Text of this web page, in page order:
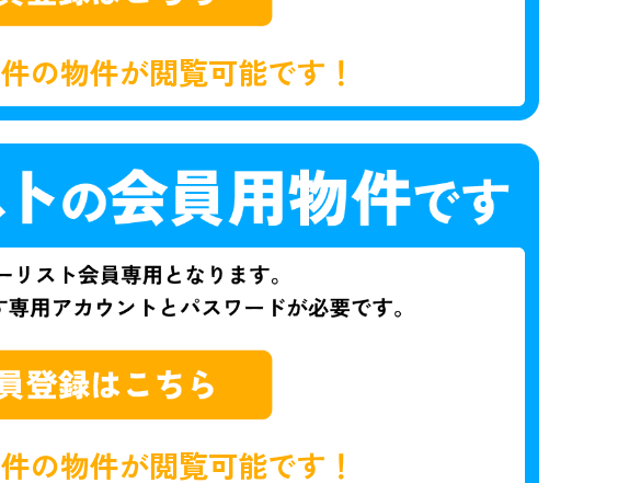
件の物件が閲覧可能です！
件の物件が閲覧可能です！